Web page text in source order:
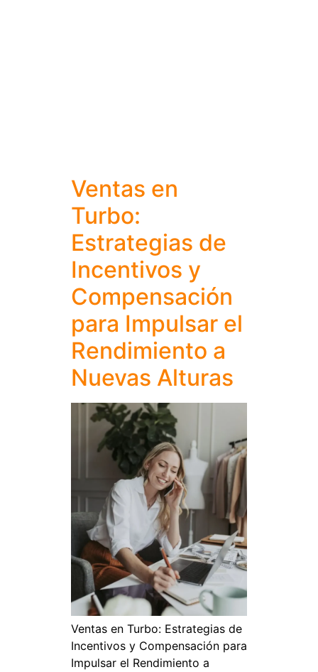
Ventas en
Turbo:
Estrategias de
Incentivos y
Compensación
para Impulsar el
Rendimiento a
Nuevas Alturas
Ventas en Turbo: Estrategias de
Incentivos y Compensación para
Impulsar el Rendimiento a